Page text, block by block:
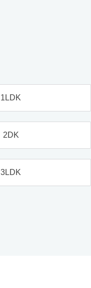
1LDK
2DK
3LDK